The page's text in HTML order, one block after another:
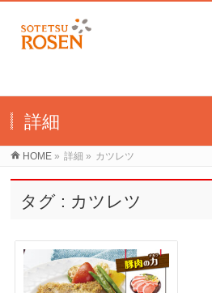
詳細
HOME » 詳細 » カツレツ
タグ : カツレツ